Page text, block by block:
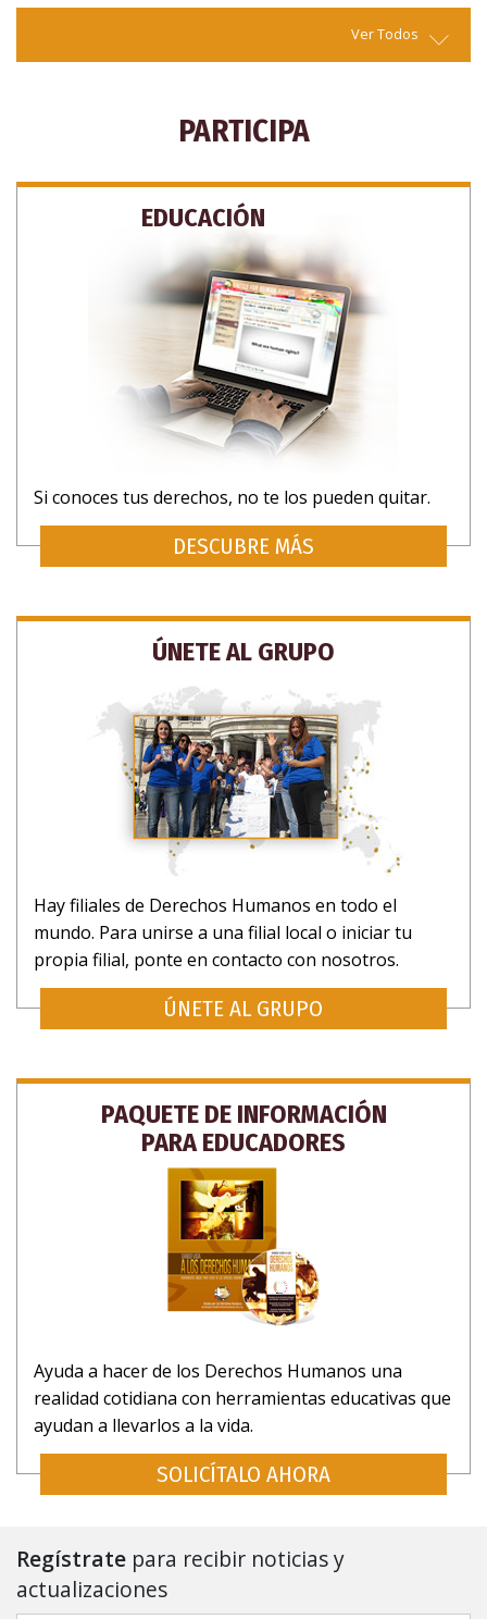
Ver Todos
PARTICIPA
EDUCACIÓN
Si conoces tus derechos, no te los pueden quitar.
DESCUBRE MÁS
ÚNETE AL GRUPO
Hay filiales de Derechos Humanos en todo el
mundo. Para unirse a una filial local o iniciar tu
propia filial, ponte en contacto con nosotros.
ÚNETE AL GRUPO
PAQUETE DE INFORMACIÓN
PARA EDUCADORES
Ayuda a hacer de los Derechos Humanos una
realidad cotidiana con herramientas educativas que
ayudan a llevarlos a la vida.
SOLICÍTALO AHORA
Regístrate para recibir noticias y
actualizaciones